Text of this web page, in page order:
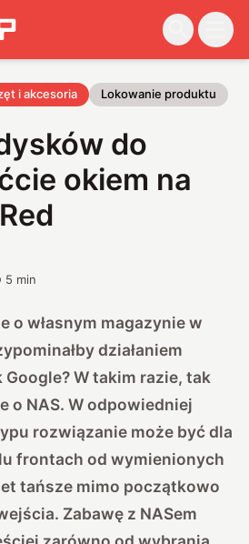
i akcesoria Lokowanie produktu
do
okiem na
5 min
o własnym magazynie w
działaniem
Google? W takim razie, tak
o NAS. W odpowiedniej
rozwiązanie może być dla
frontach od wymienionych
tańsze mimo początkowo
Zabawę z NASem